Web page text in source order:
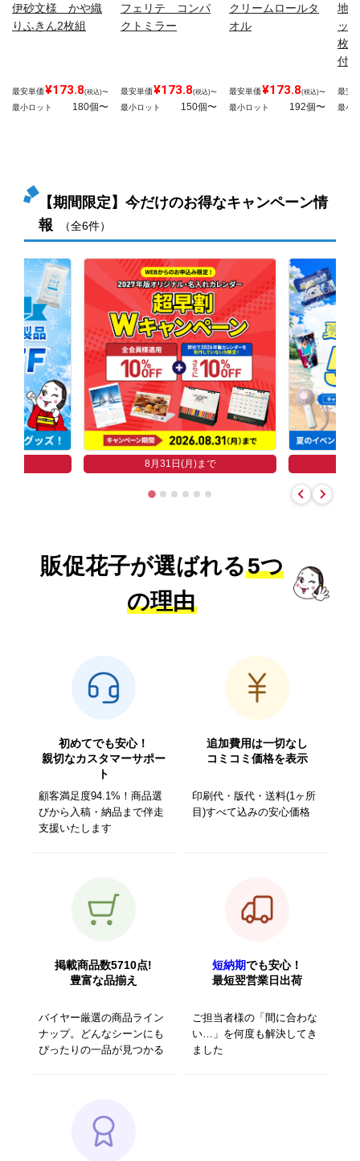
伊砂文様 かや織
りふきん2枚組
最安単価¥173.8(税込)〜
最小ロット 180個〜
フェリテ コンパ
クトミラー
最安単価¥173.8(税込)〜
最小ロット 150個〜
クリームロールタ
オル
最安単価¥173.8(税込)〜
最小ロット 192個〜
地
ッ
枚
付
最安
最小
【期間限定】今だけのお得なキャンペーン情
報
（全6件）
8月31日(月)まで
販促花子が選ばれる5つ
の理由
初めてでも安心！
親切なカスタマーサポー
ト
顧客満足度94.1%！商品選
びから入稿・納品まで伴走
支援いたします
追加費用は一切なし
コミコミ価格を表示
印刷代・版代・送料(1ヶ所
目)すべて込みの安心価格
掲載商品数5710点!
豊富な品揃え
バイヤー厳選の商品ライン
ナップ。どんなシーンにも
ぴったりの一品が見つかる
短納期でも安心！
最短翌営業日出荷
ご担当者様の「間に合わな
い…」を何度も解決してき
ました